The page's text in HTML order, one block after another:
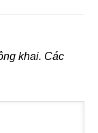
khai. Các